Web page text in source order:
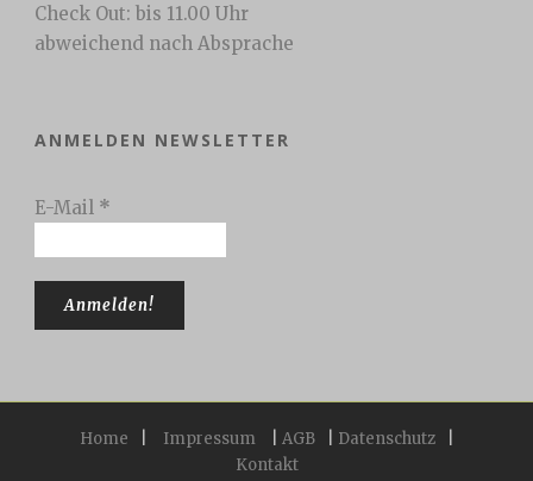
Check Out: bis 11.00 Uhr
abweichend nach Absprache
ANMELDEN NEWSLETTER
E-Mail *
Home Impressum AGB Datenschutz
Kontakt